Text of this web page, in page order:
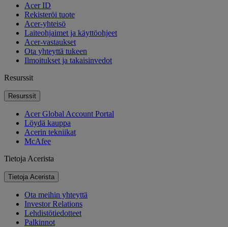
Acer ID
Rekisteröi tuote
Acer-yhteisö
Laiteohjaimet ja käyttöohjeet
Acer-vastaukset
Ota yhteyttä tukeen
Ilmoitukset ja takaisinvedot
Resurssit
Resurssit
Acer Global Account Portal
Löydä kauppa
Acerin tekniikat
McAfee
Tietoja Acerista
Tietoja Acerista
Ota meihin yhteyttä
Investor Relations
Lehdistötiedotteet
Palkinnot